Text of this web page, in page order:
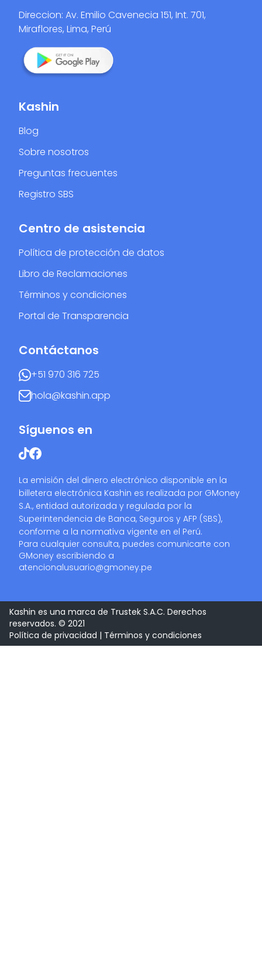
Direccion: Av. Emilio Cavenecia 151, Int. 701,
Miraflores, Lima, Perú
Kashin
Blog
Sobre nosotros
Preguntas frecuentes
Registro SBS
Centro de asistencia
Política de protección de datos
Libro de Reclamaciones
Términos y condiciones
Portal de Transparencia
Contáctanos
+51 970 316 725
hola@kashin.app
Síguenos en
La emisión del dinero electrónico disponible en la
billetera electrónica Kashin es realizada por GMoney
S.A., entidad autorizada y regulada por la
Superintendencia de Banca, Seguros y AFP (SBS),
conforme a la normativa vigente en el Perú.
Para cualquier consulta, puedes comunicarte con
GMoney escribiendo a
atencionalusuario@gmoney.pe
Kashin es una marca de Trustek S.A.C. Derechos
reservados. © 2021
Política de privacidad | Términos y condiciones